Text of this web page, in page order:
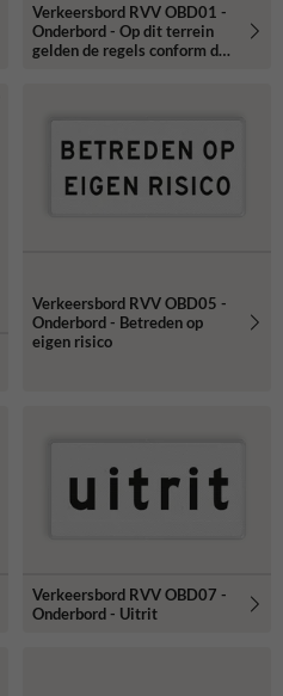
Verkeersbord RVV OBD01 -
Onderbord - Op dit terrein
gelden de regels conform de
Verkeersbord RVV OBD05 -
Onderbord - Betreden op
eigen risico
Verkeersbord RVV OBD07 -
Onderbord - Uitrit